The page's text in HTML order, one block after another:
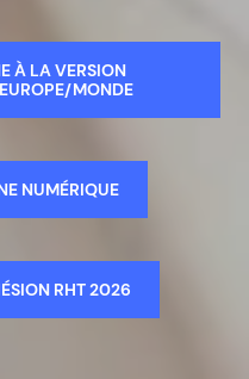
À LA VERSION
MONDE
NUMÉRIQUE
RHT 2026